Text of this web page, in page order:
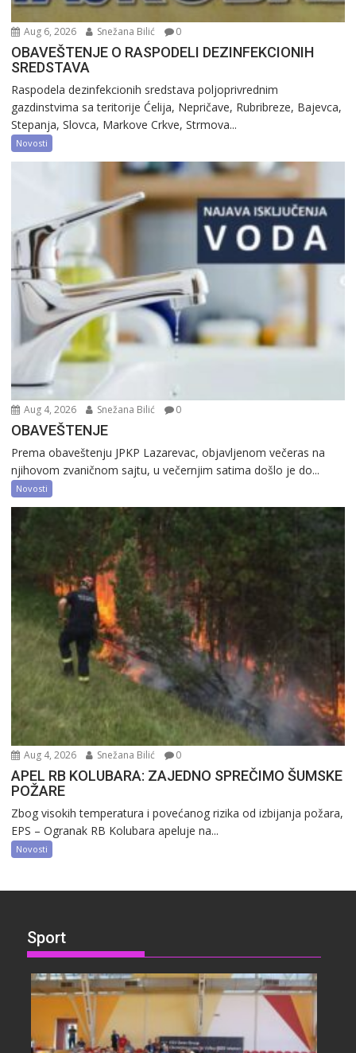
Aug 6, 2026 Snežana Bilić 0
OBAVEŠTENJE O RASPODELI DEZINFEKCIONIH
SREDSTAVA
Raspodela dezinfekcionih sredstava poljoprivrednim
gazdinstvima sa teritorije Ćelija, Nepričave, Rubribreze, Bajevca,
Stepanja, Slovca, Markove Crkve, Strmova...
Novosti
Aug 4, 2026 Snežana Bilić 0
OBAVEŠTENJE
Prema obaveštenju JPKP Lazarevac, objavljenom večeras na
njihovom zvaničnom sajtu, u večernjim satima došlo je do...
Novosti
Aug 4, 2026 Snežana Bilić 0
APEL RB KOLUBARA: ZAJEDNO SPREČIMO ŠUMSKE
POŽARE
Zbog visokih temperatura i povećanog rizika od izbijanja požara,
EPS – Ogranak RB Kolubara apeluje na...
Novosti
Sport